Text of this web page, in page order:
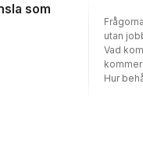
du tar
gå
lärt sig
som
utan
Vad
Hur